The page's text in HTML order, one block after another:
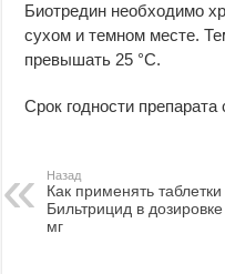
Биотредин необходимо
сухом и темном месте.
превышать 25 °C.
Срок годности препарата
Назад
Как применять таблетки
Бильтрицид в
мг